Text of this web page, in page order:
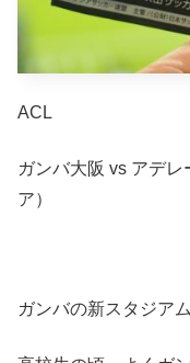
ACL
ガンバ大阪 vs アデ
ア）
ガンバの新スタジア